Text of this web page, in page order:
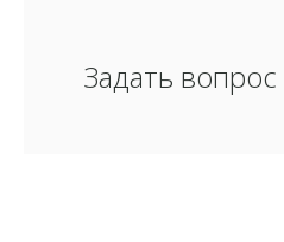
Задать вопрос